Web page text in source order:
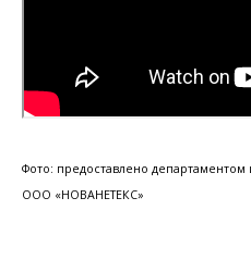
Фото: предоставлено департаментом
ООО «НОВАНЕТЕКС»